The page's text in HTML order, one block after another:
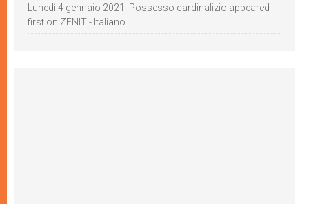
Lunedì 4 gennaio 2021: Possesso cardinalizio appeared
first on ZENIT - Italiano.